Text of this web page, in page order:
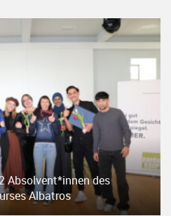
Absolvent*innen des
Albatros